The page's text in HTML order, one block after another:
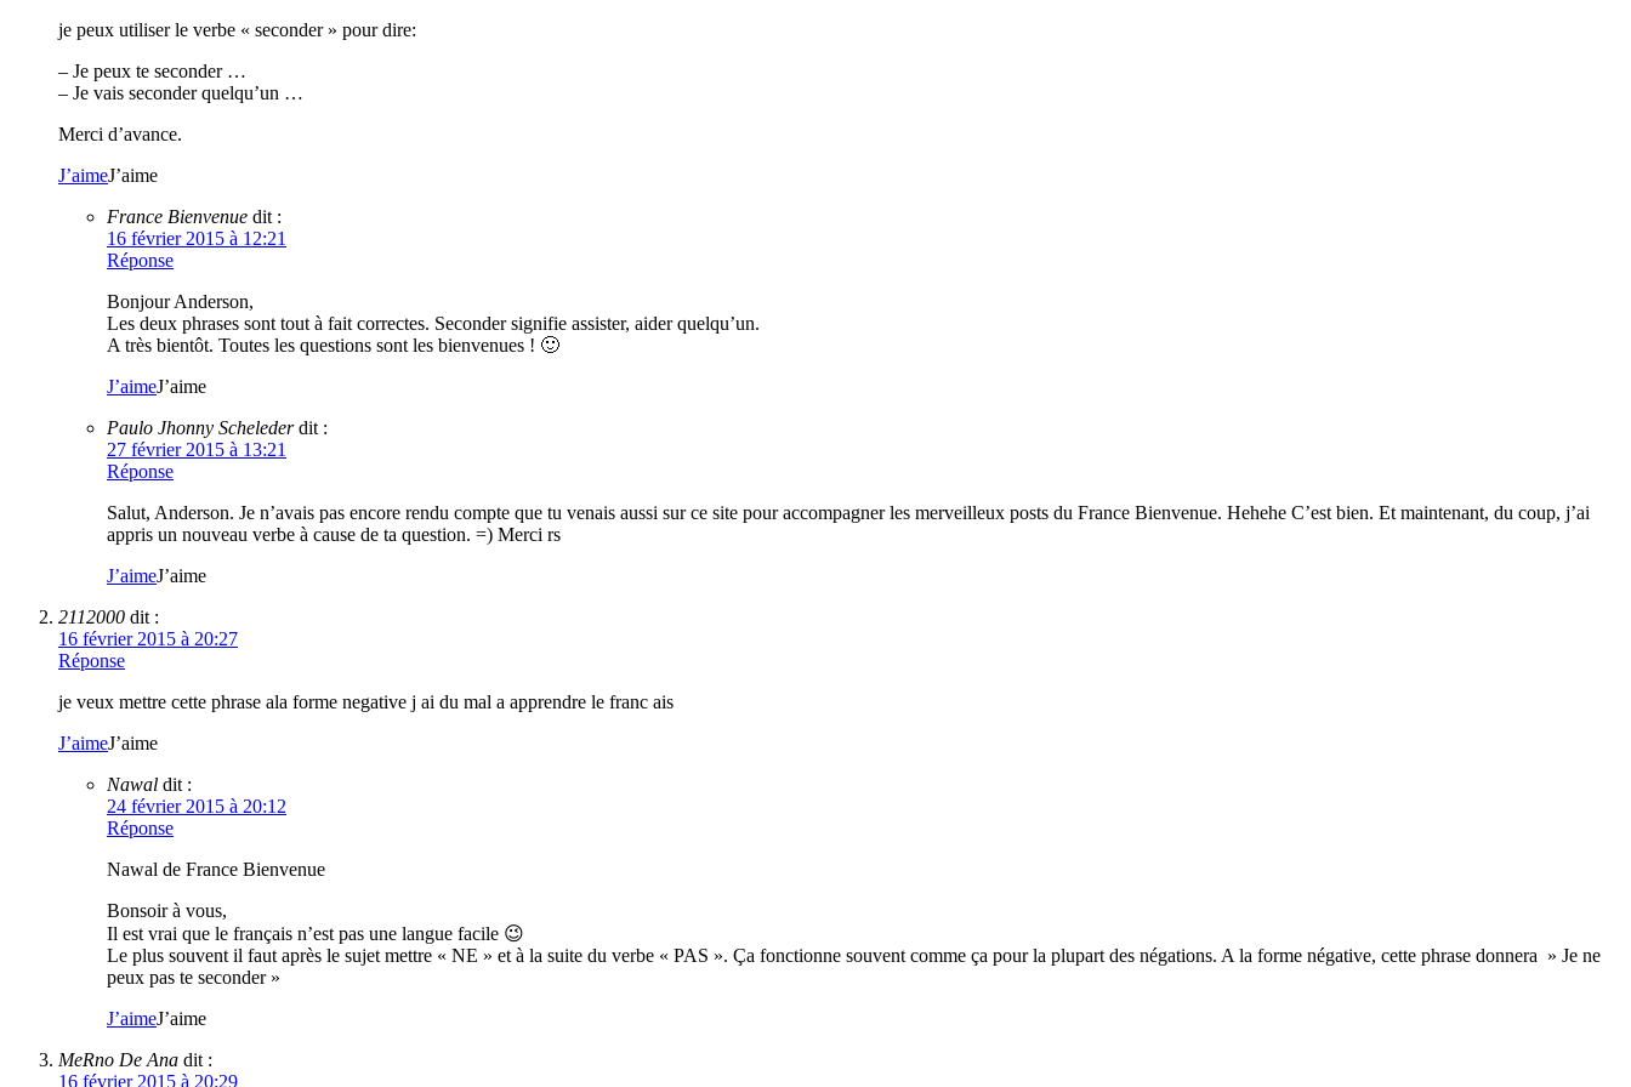
je peux utiliser le verbe « seconder » pour dire:
– Je peux te seconder …
– Je vais seconder quelqu’un …
Merci d’avance.
J’aimeJ’aime
France Bienvenue dit :
16 février 2015 à 12:21
Réponse
Bonjour Anderson,
Les deux phrases sont tout à fait correctes. Seconder signifie assister, aider quelqu’un.
A très bientôt. Toutes les questions sont les bienvenues ! 🙂
J’aimeJ’aime
Paulo Jhonny Scheleder dit :
27 février 2015 à 13:21
Réponse
Salut, Anderson. Je n’avais pas encore rendu compte que tu venais aussi sur ce site pour accompagner les merveilleux posts du France Bienvenue. Hehehe C’est bien. Et maintenant, du coup, j’ai
appris un nouveau verbe à cause de ta question. =) Merci rs
J’aimeJ’aime
2112000 dit :
16 février 2015 à 20:27
Réponse
je veux mettre cette phrase ala forme negative j ai du mal a apprendre le franc ais
J’aimeJ’aime
Nawal dit :
24 février 2015 à 20:12
Réponse
Nawal de France Bienvenue
Bonsoir à vous,
Il est vrai que le français n’est pas une langue facile 😉
Le plus souvent il faut après le sujet mettre « NE » et à la suite du verbe « PAS ». Ça fonctionne souvent comme ça pour la plupart des négations. A la forme négative, cette phrase donnera » Je ne
peux pas te seconder »
J’aimeJ’aime
MeRno De Ana dit :
16 février 2015 à 20:29